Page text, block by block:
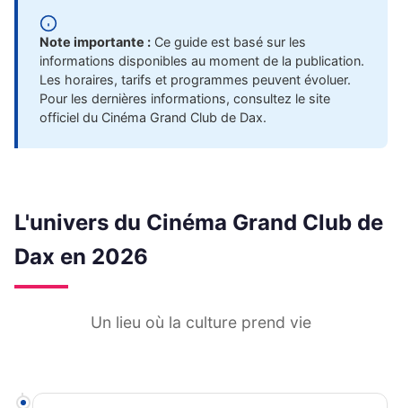
Note importante : Ce guide est basé sur les
informations disponibles au moment de la publication.
Les horaires, tarifs et programmes peuvent évoluer.
Pour les dernières informations, consultez le site
officiel du Cinéma Grand Club de Dax.
L'univers du Cinéma Grand Club de
Dax en 2026
Un lieu où la culture prend vie